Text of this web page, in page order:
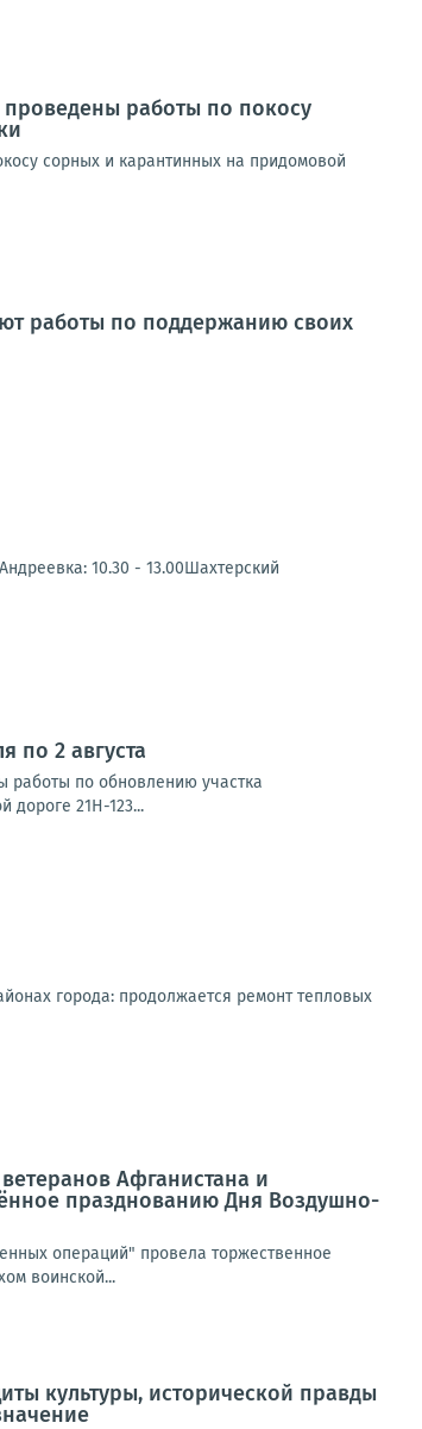
работы по покосу
сорных и карантинных на придомовой
работы по поддержанию своих
10.30 - 13.00Шахтерский
по 2 августа
работы по обновлению участка
дороге 21Н-123...
города: продолжается ремонт тепловых
Афганистана и
празднованию Дня Воздушно-
операций" провела торжественное
воинской...
культуры, исторической правды